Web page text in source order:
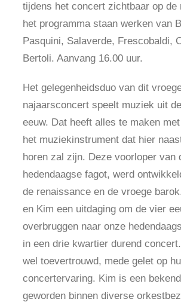
tijdens het concert zichtbaar op de
het programma staan werken van
Pasquini, Salaverde, Frescobaldi,
Bertoli. Aanvang 16.00 uur.
Het gelegenheidsduo van dit
najaarsconcert speelt muziek uit
eeuw. Dat heeft alles te maken
het muziekinstrument dat hier
horen zal zijn. Deze voorloper van
hedendaagse fagot, werd
de renaissance en de vroege
en Kim een uitdaging om de vier
overbruggen naar onze
in een drie kwartier durend
wel toevertrouwd, mede gelet op
concertervaring. Kim is een
geworden binnen diverse